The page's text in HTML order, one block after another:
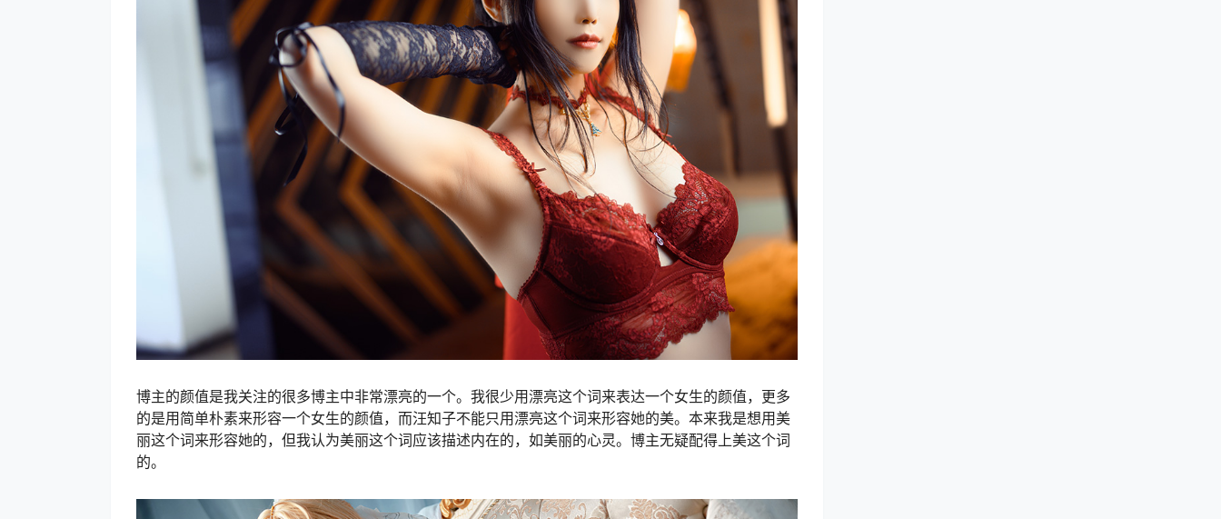
博主的颜值是我关注的很多博主中非常漂亮的一个。我很少用漂亮这个词来表达一个女生的颜值，更多
的是用简单朴素来形容一个女生的颜值，而汪知子不能只用漂亮这个词来形容她的美。本来我是想用美
丽这个词来形容她的，但我认为美丽这个词应该描述内在的，如美丽的心灵。博主无疑配得上美这个词
的。